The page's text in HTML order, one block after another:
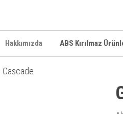
Hakkımızda ABS Kırılmaz
Cascade